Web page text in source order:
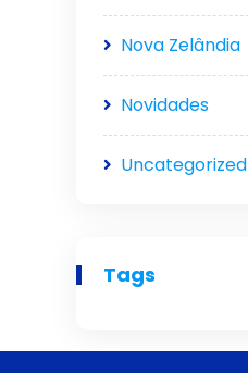
Nova Zelândia
Novidades
Uncategorized
Tags